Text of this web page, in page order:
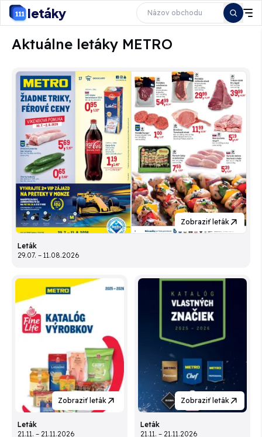
letáky
Aktuálne letáky METRO
Zobraziť leták
Leták
29.07. – 11.08.2026
Zobraziť leták
Leták
21.11. – 21.11.2026
Zobraziť leták
Leták
21.11. – 21.11.2026